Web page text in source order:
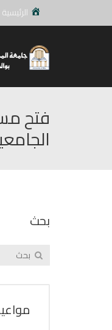
الرئيسية
فتح
الجامعية
بحث